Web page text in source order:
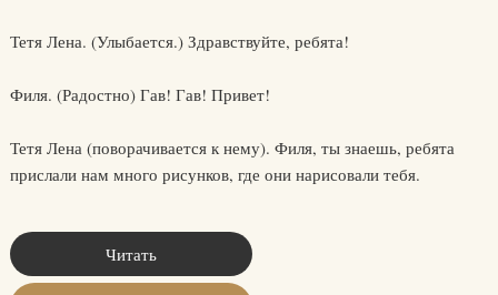
Тетя Лена. (Улыбается.) Здравствуйте, ребята!
Филя. (Радостно) Гав! Гав! Привет!
Тетя Лена (поворачивается к нему). Филя, ты знаешь, ребята
прислали нам много рисунков, где они нарисовали тебя.
Читать